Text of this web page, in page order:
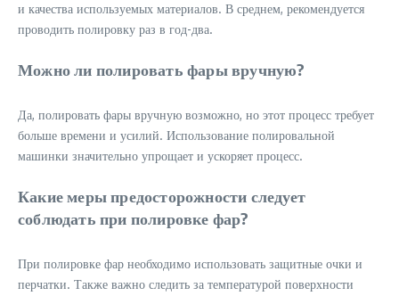
и качества используемых материалов. В среднем, рекомендуется
проводить полировку раз в год-два.
Можно ли полировать фары вручную?
Да, полировать фары вручную возможно, но этот процесс требует
больше времени и усилий. Использование полировальной
машинки значительно упрощает и ускоряет процесс.
Какие меры предосторожности следует
соблюдать при полировке фар?
При полировке фар необходимо использовать защитные очки и
перчатки. Также важно следить за температурой поверхности